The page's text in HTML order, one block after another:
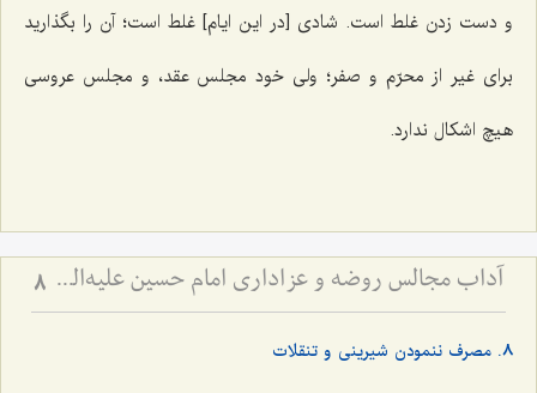
و دست زدن غلط است. شادی [در این ایام] غلط است؛ آن را بگذارید
برای غیر از محرّم و صفر؛ ولی خود مجلس عقد، و مجلس عروسی
هیچ اشکال ندارد.
آداب مجالس روضه و عزاداری امام حسین علیه‌السلام - و توصیه‌های بزرگان دربارۀ ماه‌های محرّم و صفر 8
8. مصرف ننمودن شیرینی و تنقلات